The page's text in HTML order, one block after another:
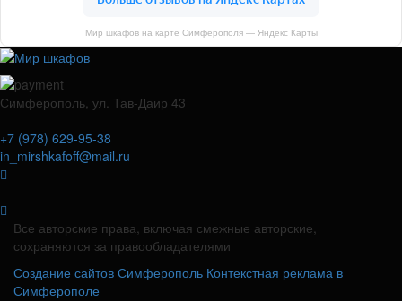
Мир шкафов на карте Симферополя — Яндекс Карты
Симферополь, ул. Тав-Даир 43
+7 (978) 629-95-38
in_mirshkafoff@mail.ru
Все авторские права, включая смежные авторские,
сохраняются за правообладателями
Создание сайтов Симферополь Контекстная реклама в
Симферополе